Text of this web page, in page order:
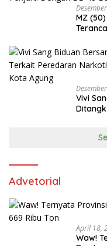
MZ
Vivi
Advetorial
April 18,
Waw!